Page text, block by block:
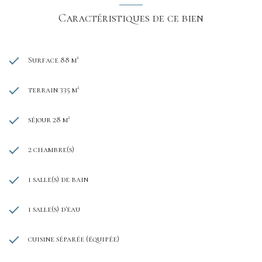
Caractéristiques de ce bien
Surface 88 m²
terrain 335 m²
séjour 28 m²
2 chambre(s)
1 salle(s) de bain
1 salle(s) d'eau
cuisine séparée (équipée)